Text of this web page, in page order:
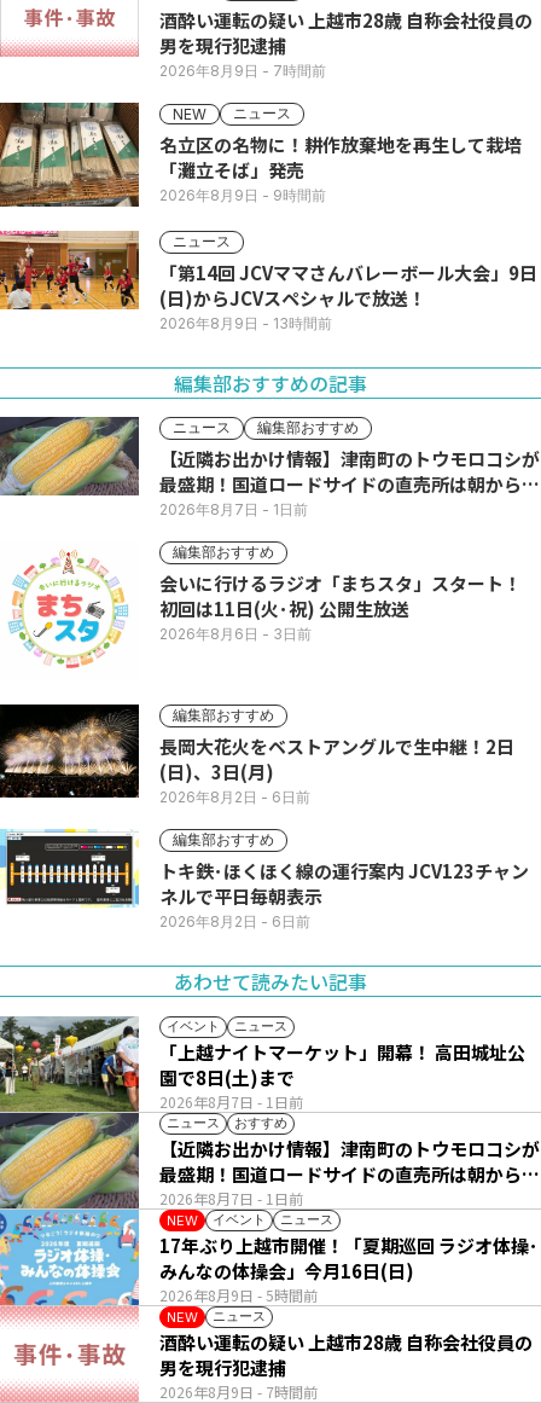
酒酔い運転の疑い 上越市28歳 自称会社役員の
男を現行犯逮捕
2026年8月9日 - 7時間前
NEW ニュース
名立区の名物に！耕作放棄地を再生して栽培
「灘立そば」発売
2026年8月9日 - 9時間前
ニュース
「第14回 JCVママさんバレーボール大会」9日
(日)からJCVスペシャルで放送！
2026年8月9日 - 13時間前
編集部おすすめの記事
ニュース 編集部おすすめ
【近隣お出かけ情報】津南町のトウモロコシが
最盛期！国道ロードサイドの直売所は朝から長
い列
2026年8月7日 - 1日前
編集部おすすめ
会いに行けるラジオ「まちスタ」スタート！
初回は11日(火･祝) 公開生放送
2026年8月6日 - 3日前
編集部おすすめ
長岡大花火をベストアングルで生中継！2日
(日)、3日(月)
2026年8月2日 - 6日前
編集部おすすめ
トキ鉄･ほくほく線の運行案内 JCV123チャン
ネルで平日毎朝表示
2026年8月2日 - 6日前
あわせて読みたい記事
イベント ニュース
2026年8月7日 - 1日前
「上越ナイトマーケット」開幕！ 高田城址公
園で8日(土)まで
ニュース おすすめ
2026年8月7日 - 1日前
【近隣お出かけ情報】津南町のトウモロコシが
最盛期！国道ロードサイドの直売所は朝から長
い列
NEW イベント ニュース
2026年8月9日 - 5時間前
17年ぶり上越市開催！「夏期巡回 ラジオ体操･
みんなの体操会」今月16日(日)
NEW ニュース
2026年8月9日 - 7時間前
酒酔い運転の疑い 上越市28歳 自称会社役員の
男を現行犯逮捕